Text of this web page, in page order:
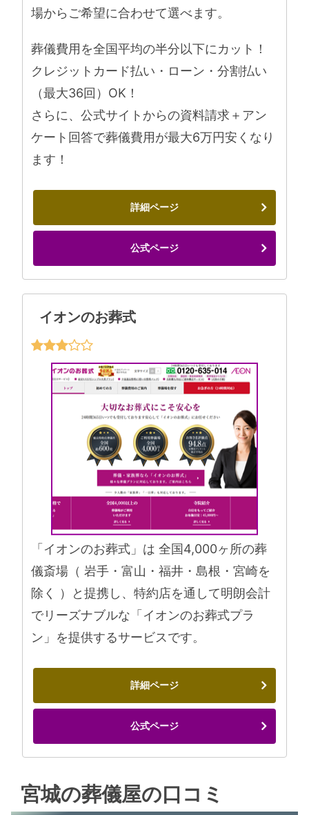
場からご希望に合わせて選べます。
葬儀費用を全国平均の半分以下にカット！
クレジットカード払い・ローン・分割払い
（最大36回）OK！
さらに、公式サイトからの資料請求＋アン
ケート回答で葬儀費用が最大6万円安くなり
ます！
詳細ページ
公式ページ
イオンのお葬式
「イオンのお葬式」は 全国4,000ヶ所の葬
儀斎場（ 岩手・富山・福井・島根・宮崎を
除く ）と提携し、特約店を通して明朗会計
でリーズナブルな「イオンのお葬式プラ
ン」を提供するサービスです。
詳細ページ
公式ページ
宮城の葬儀屋の口コミ